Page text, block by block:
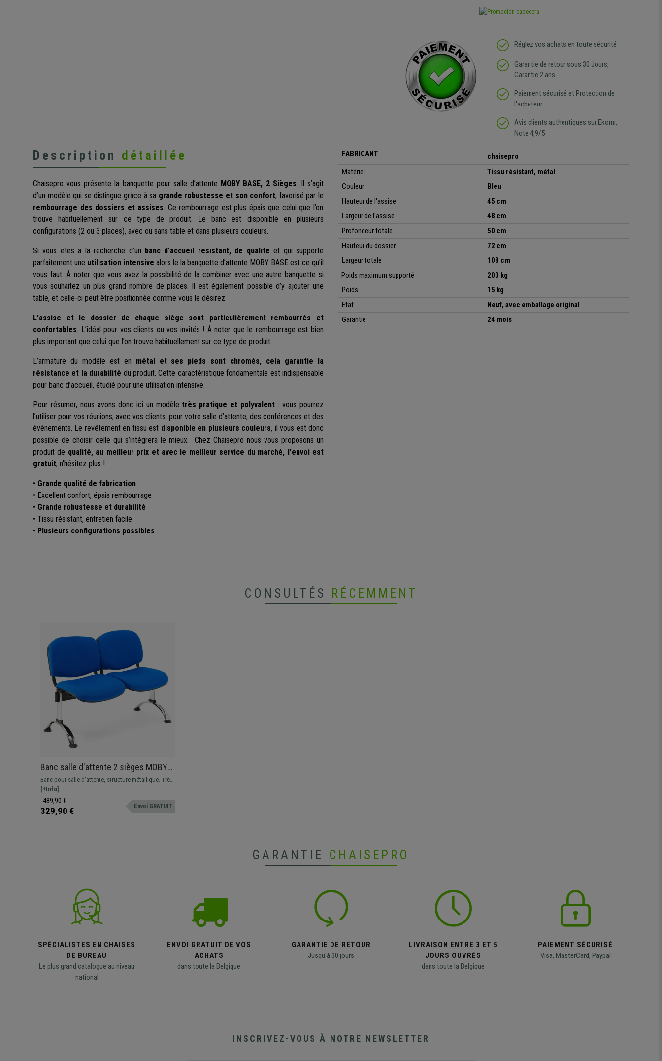
Réglez vos achats en toute sécurité
Garantie de retour sous 30 Jours,
Garantie 2 ans
Paiement sécurisé et Protection de
l'acheteur
Avis clients authentiques sur Ekomi,
Note 4,9/5
Description détaillée
Chaisepro vous présente la banquette pour salle d’attente MOBY BASE, 2 Sièges. Il s’agit
d’un modèle qui se distingue grâce à sa grande robustesse et son confort, favorisé par le
rembourrage des dossiers et assises. Ce rembourrage est plus épais que celui que l’on
trouve habituellement sur ce type de produit. Le banc est disponible en plusieurs
configurations (2 ou 3 places), avec ou sans table et dans plusieurs couleurs.
Si vous êtes à la recherche d’un banc d’accueil résistant, de qualité et qui supporte
parfaitement une utilisation intensive alors le la banquette d’attente MOBY BASE est ce qu’il
vous faut. À noter que vous avez la possibilité de la combiner avec une autre banquette si
vous souhaitez un plus grand nombre de places. Il est également possible d’y ajouter une
table, et celle-ci peut être positionnée comme vous le désirez.
L’assise et le dossier de chaque siège sont particulièrement rembourrés et
confortables. L’idéal pour vos clients ou vos invités ! À noter que le rembourrage est bien
plus important que celui que l’on trouve habituellement sur ce type de produit.
L’armature du modèle est en métal et ses pieds sont chromés, cela garantie la
résistance et la durabilité du produit. Cette caractéristique fondamentale est indispensable
pour banc d’accueil, étudié pour une utilisation intensive.
Pour résumer, nous avons donc ici un modèle très pratique et polyvalent : vous pourrez
l’utiliser pour vos réunions, avec vos clients, pour votre salle d’attente, des conférences et des
évènements. Le revêtement en tissu est disponible en plusieurs couleurs, il vous est donc
possible de choisir celle qui s’intégrera le mieux. Chez Chaisepro nous vous proposons un
produit de qualité, au meilleur prix et avec le meilleur service du marché, l'envoi est
gratuit, n'hésitez plus !
• Grande qualité de fabrication
• Excellent confort, épais rembourrage
• Grande robustesse et durabilité
• Tissu résistant, entretien facile
• Plusieurs configurations possibles
FABRICANT
chaisepro
Matériel
Tissu résistant, métal
Couleur
Bleu
Hauteur de l'assise
45 cm
Largeur de l'assise
48 cm
Profondeur totale
50 cm
Hauteur du dossier
72 cm
Largeur totale
108 cm
Poids maximum supporté
200 kg
Poids
15 kg
Etat
Neuf, avec emballage original
Garantie
24 mois
CONSULTÉS RÉCEMMENT
Banc salle d'attente 2 sièges MOBY
BASE, Structure en Métal, Grand
Rembourrage, Tissu Bleu
Banc pour salle d'attente, structure métallique. Très
résistant, très pratique, rembourrage épais.
Disponible en plusieurs coloris et configurations
[+Info]
489,90 €
329,90 € Envoi GRATUIT
GARANTIE CHAISEPRO
SPÉCIALISTES EN CHAISES
DE BUREAU
Le plus grand catalogue au niveau
national
ENVOI GRATUIT DE VOS
ACHATS
dans toute la Belgique
GARANTIE DE RETOUR
Jusqu'à 30 jours
LIVRAISON ENTRE 3 ET 5
JOURS OUVRÉS
dans toute la Belgique
PAIEMENT SÉCURISÉ
Visa, MasterCard, Paypal
INSCRIVEZ-VOUS À NOTRE NEWSLETTER